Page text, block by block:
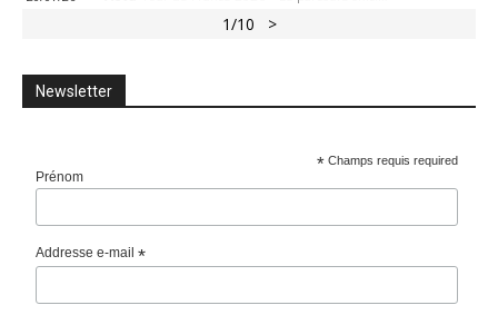
1/10 >
Newsletter
* Champs requis required
Prénom
Addresse e-mail*